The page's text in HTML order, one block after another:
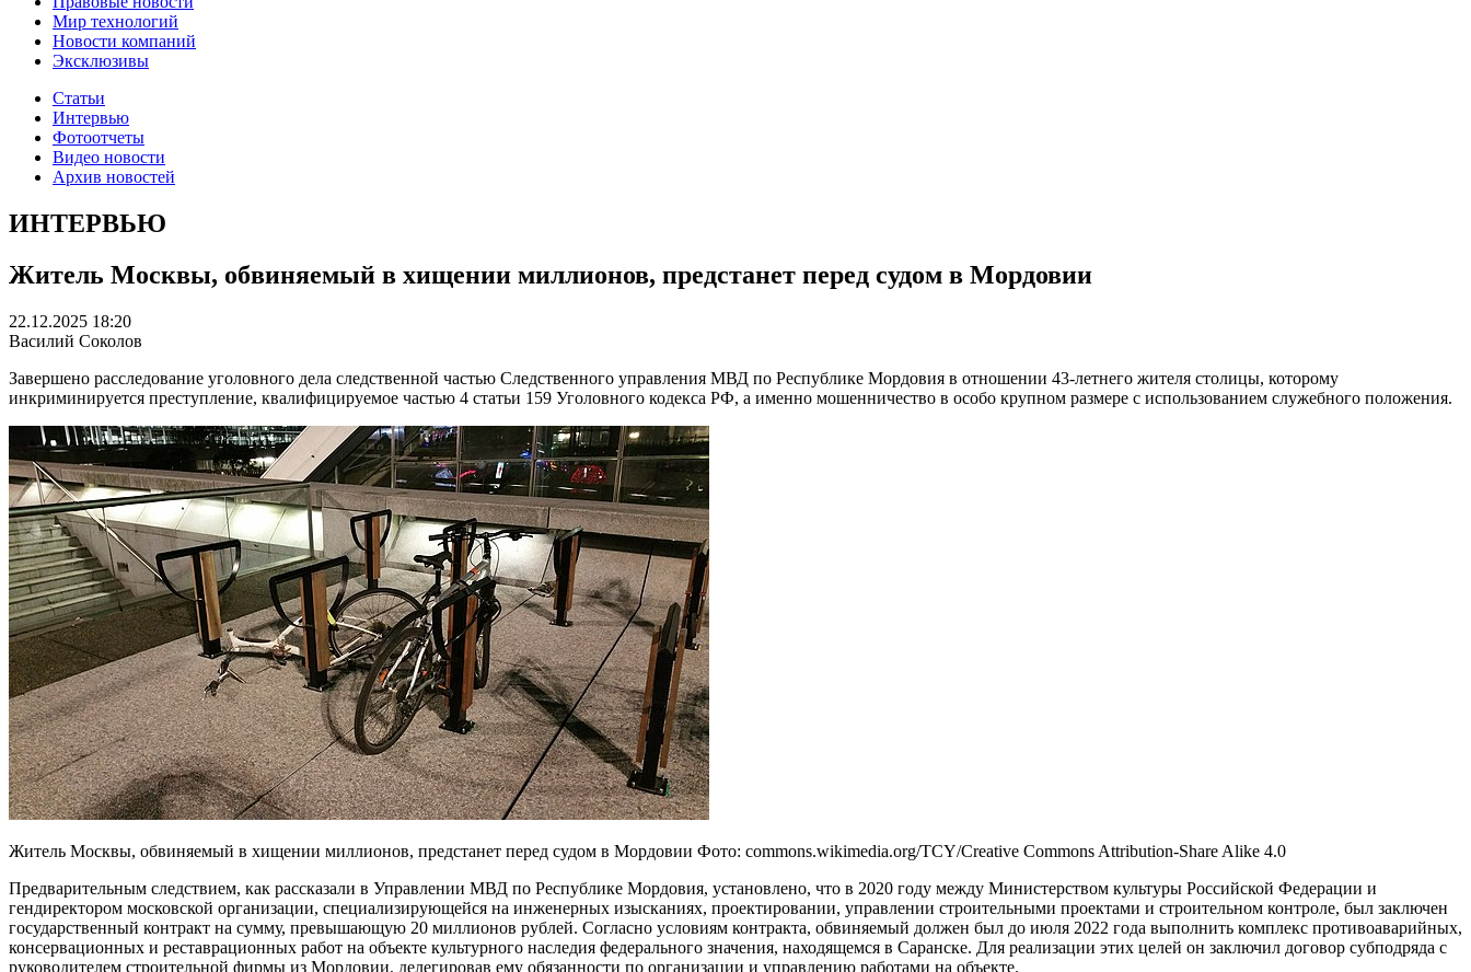
Мир технологий
Новости компаний
Эксклюзивы
Статьи
Интервью
Фотоотчеты
Видео новости
Архив новостей
ИНТЕРВЬЮ
Житель Москвы, обвиняемый в хищении миллионов, предстанет перед судом в Мордовии
22.12.2025 18:20
Василий Соколов
Завершено расследование уголовного дела следственной частью Следственного управления МВД по Республике Мордовия в отношении 43-летнего жителя столицы, которому
инкриминируется преступление, квалифицируемое частью 4 статьи 159 Уголовного кодекса РФ, а именно мошенничество в особо крупном размере с использованием служебного положения.
Житель Москвы, обвиняемый в хищении миллионов, предстанет перед судом в Мордовии Фото: commons.wikimedia.org/TCY/Creative Commons Attribution-Share Alike 4.0
Предварительным следствием, как рассказали в Управлении МВД по Республике Мордовия, установлено, что в 2020 году между Министерством культуры Российской Федерации и
гендиректором московской организации, специализирующейся на инженерных изысканиях, проектировании, управлении строительными проектами и строительном контроле, был заключен
государственный контракт на сумму, превышающую 20 миллионов рублей. Согласно условиям контракта, обвиняемый должен был до июля 2022 года выполнить комплекс противоаварийных,
консервационных и реставрационных работ на объекте культурного наследия федерального значения, находящемся в Саранске. Для реализации этих целей он заключил договор субподряда с
руководителем строительной фирмы из Мордовии, делегировав ему обязанности по организации и управлению работами на объекте.